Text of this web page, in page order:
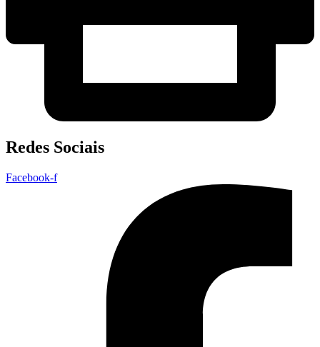
Redes Sociais
Facebook-f